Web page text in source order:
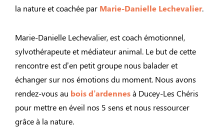
la nature et coachée par Marie-Danielle Lechevalier.
Marie-Danielle Lechevalier, est coach émotionnel,
sylvothérapeute et médiateur animal. Le but de cette
rencontre est d’en petit groupe nous balader et
échanger sur nos émotions du moment. Nous avons
rendez-vous au bois d’ardennesà Ducey-Les Chéris
pour mettre en éveil nos 5 sens et nous ressourcer
grâce à la nature.